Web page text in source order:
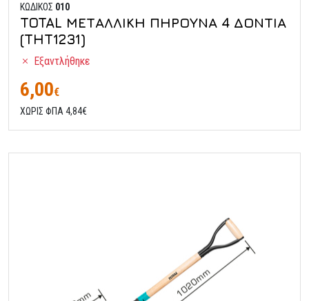
ΚΩΔΙΚΟΣ 010
TOTAL ΜΕΤΑΛΛΙΚΗ ΠΗΡΟΥΝΑ 4 ΔΟΝΤΙΑ
(THT1231)
Εξαντλήθηκε
6,00€
ΧΩΡΙΣ ΦΠΑ 4,84€